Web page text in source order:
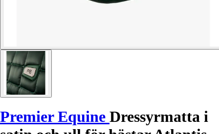
Premier Equine Dressyrmatta i